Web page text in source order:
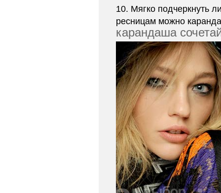
10. Мягко подчеркнуть
ресницам можно
карандаша